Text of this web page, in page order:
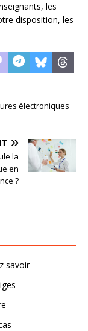
les
disposition, les
électroniques
la
en
?
savoir